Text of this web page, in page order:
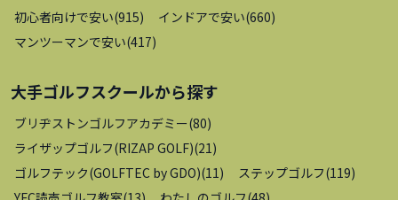
初心者向けで安い(915) インドアで安い(660)
マンツーマンで安い(417)
大手ゴルフスクールから探す
ブリヂストンゴルフアカデミー(80)
ライザップゴルフ(RIZAP GOLF)(21 )
ゴルフテック(GOLFTEC by GDO)(11 ) ステップゴルフ(119)